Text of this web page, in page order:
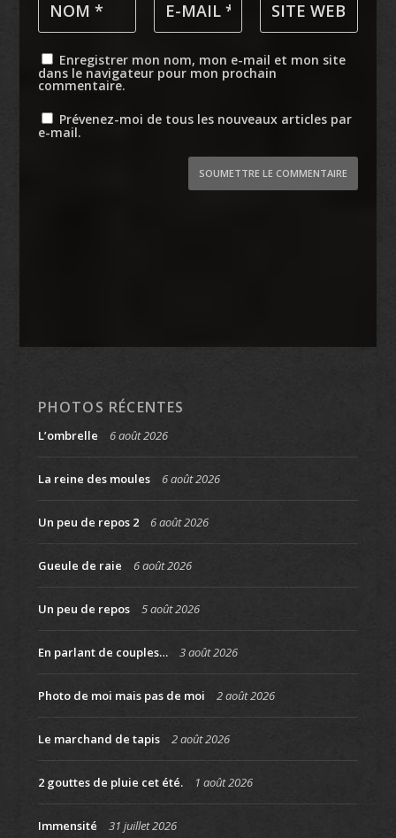
Enregistrer mon nom, mon e-mail et mon site
dans le navigateur pour mon prochain
commentaire.
Prévenez-moi de tous les nouveaux articles par
e-mail.
SOUMETTRE LE COMMENTAIRE
PHOTOS RÉCENTES
L’ombrelle 6 août 2026
La reine des moules 6 août 2026
Un peu de repos 2 6 août 2026
Gueule de raie 6 août 2026
Un peu de repos 5 août 2026
En parlant de couples… 3 août 2026
Photo de moi mais pas de moi 2 août 2026
Le marchand de tapis 2 août 2026
2 gouttes de pluie cet été. 1 août 2026
Immensité 31 juillet 2026